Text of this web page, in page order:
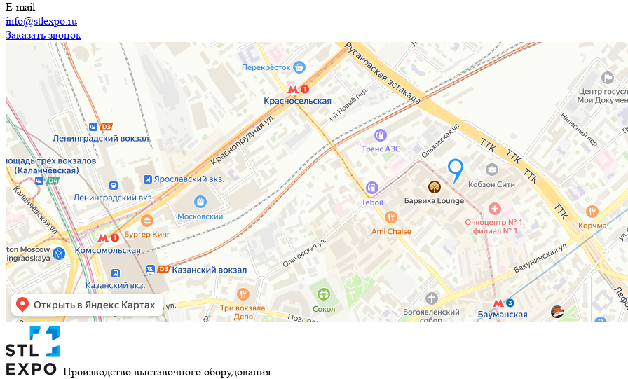
E-mail
info@stlexpo.ru
Заказать звонок
Производство выставочного оборудования